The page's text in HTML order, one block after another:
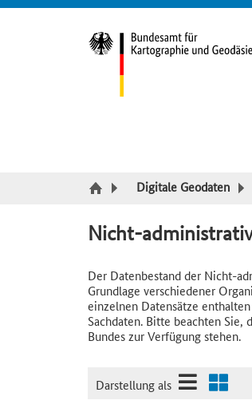
Kategorie Navigation
Digitale Geodaten
Nicht-
Der Datenbestand der Nicht-
Grundlage verschiedener
einzelnen Datensätze
Sachdaten. Bitte beachten Sie,
Bundes zur Verfügung stehen.
Darstellung als